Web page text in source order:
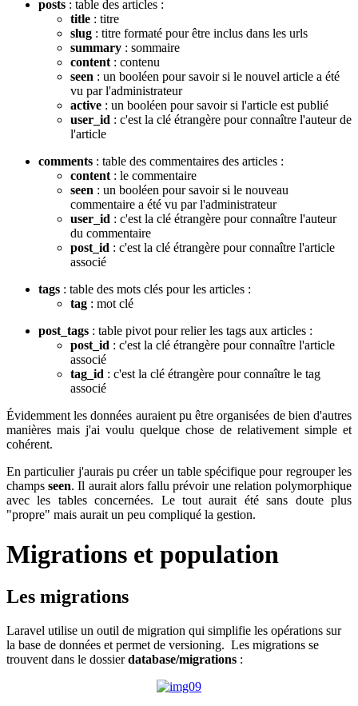
posts : table des articles :
title : titre
slug : titre formaté pour être inclus dans les urls
summary : sommaire
content : contenu
seen : un booléen pour savoir si le nouvel article a été
vu par l'administrateur
active : un booléen pour savoir si l'article est publié
user_id : c'est la clé étrangère pour connaître l'auteur de
l'article
comments : table des commentaires des articles :
content : le commentaire
seen : un booléen pour savoir si le nouveau
commentaire a été vu par l'administrateur
user_id : c'est la clé étrangère pour connaître l'auteur
du commentaire
post_id : c'est la clé étrangère pour connaître l'article
associé
tags : table des mots clés pour les articles :
tag : mot clé
post_tags : table pivot pour relier les tags aux articles :
post_id : c'est la clé étrangère pour connaître l'article
associé
tag_id : c'est la clé étrangère pour connaître le tag
associé
Évidemment les données auraient pu être organisées de bien d'autres
manières mais j'ai voulu quelque chose de relativement simple et
cohérent.
En particulier j'aurais pu créer un table spécifique pour regrouper les
champsseen. Il aurait alors fallu prévoir une relation polymorphique
avec les tables concernées. Le tout aurait été sans doute plus
"propre" mais aurait un peu compliqué la gestion.
Migrations et population
Les migrations
Laravel utilise un outil de migration qui simplifie les opérations sur
la base de données et permet de versioning. Les migrations se
trouvent dans le dossierdatabase/migrations :